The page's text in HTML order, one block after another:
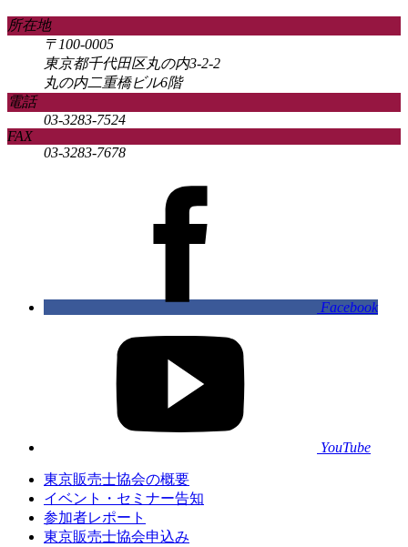
所在地
〒100-0005
東京都千代田区丸の内3-2-2
丸の内二重橋ビル6階
電話
03-3283-7524
FAX
03-3283-7678
Facebook
YouTube
東京販売士協会の概要
イベント・セミナー告知
参加者レポート
東京販売士協会申込み